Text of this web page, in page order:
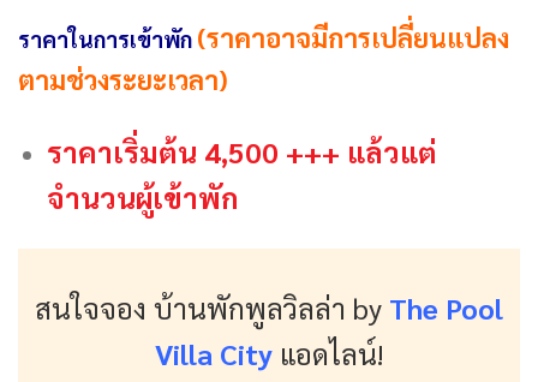
ราคาในการเข้าพัก (ราคาอาจมีการเปลี่ยนแปลง
ตามช่วงระยะเวลา)
ราคาเริ่มต้น 4,500 +++ แล้วแต่
จำนวนผู้เข้าพัก
สนใจจอง บ้านพักพูลวิลล่า by The Pool
Villa City แอดไลน์!